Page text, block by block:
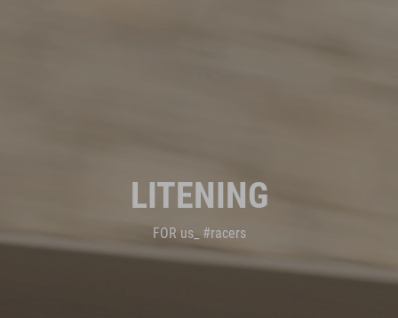
LITENING
FOR us_ #racers